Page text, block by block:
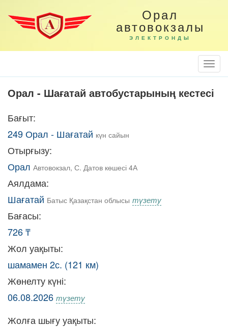
Орал
автовокзалы
ЭЛЕКТРОНДЫ
Орал - Шағатай автобустарының кестесі
Бағыт:
249 Орал - Шағатай күн сайын
Отырғызу:
Орал Автовокзал, С. Датов көшесі 4А
Аялдама:
Шағатай Батыс Қазақстан облысы түзету
Бағасы:
726 ₸
Жол уақыты:
шамамен 2с. (121 км)
Жөнелту күні:
06.08.2026 түзету
Жолға шығу уақыты: